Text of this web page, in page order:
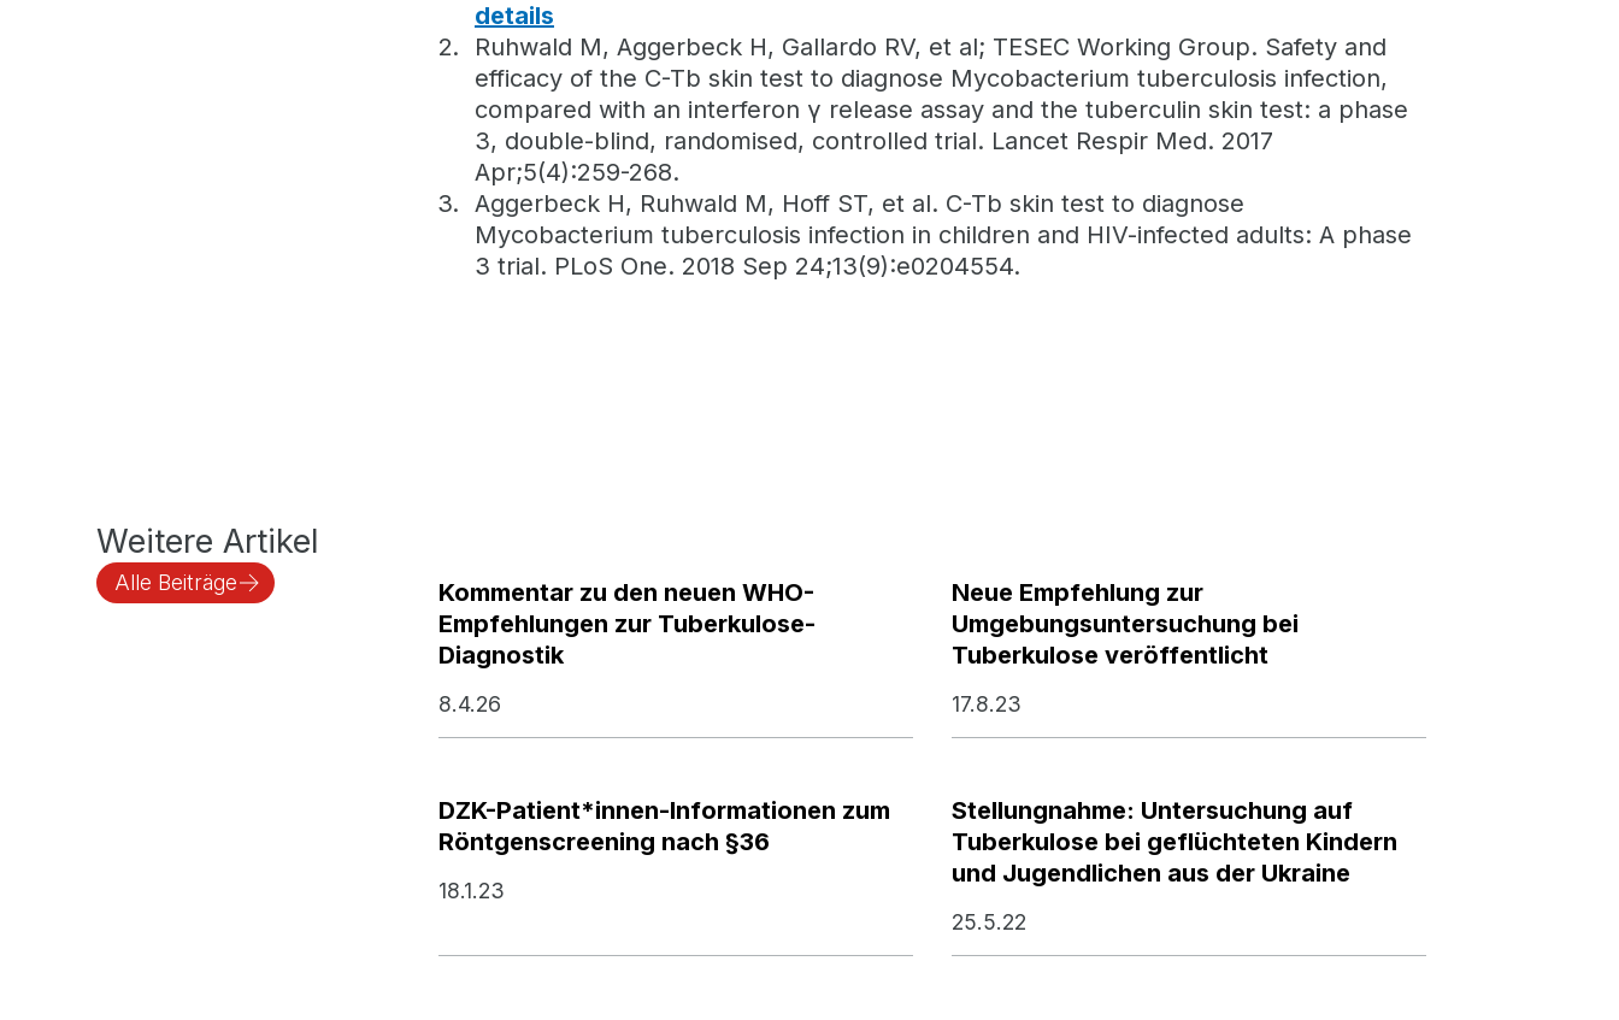
details
Ruhwald M, Aggerbeck H, Gallardo RV, et al; TESEC Working Group. Safety and
efficacy of the C-Tb skin test to diagnose Mycobacterium tuberculosis infection,
compared with an interferon γ release assay and the tuberculin skin test: a phase
3, double-blind, randomised, controlled trial. Lancet Respir Med. 2017
Apr;5(4):259-268.
Aggerbeck H, Ruhwald M, Hoff ST, et al. C-Tb skin test to diagnose
Mycobacterium tuberculosis infection in children and HIV-infected adults: A phase
3 trial. PLoS One. 2018 Sep 24;13(9):e0204554.
Weitere Artikel
Alle Beiträge
Kommentar zu den neuen WHO-
Empfehlungen zur Tuberkulose-
Diagnostik
8.4.26
Neue Empfehlung zur
Umgebungsuntersuchung bei
Tuberkulose veröffentlicht
17.8.23
DZK-Patient*innen-Informationen zum
Röntgenscreening nach §36
18.1.23
Stellungnahme: Untersuchung auf
Tuberkulose bei geflüchteten Kindern
und Jugendlichen aus der Ukraine
25.5.22